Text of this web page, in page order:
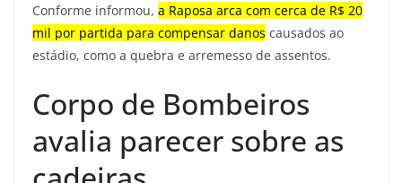
Conforme informou, a Raposa arca com cerca de R$ 20
mil por partida para compensar danos causados ao
estádio, como a quebra e arremesso de assentos.
Corpo de Bombeiros
avalia parecer sobre as